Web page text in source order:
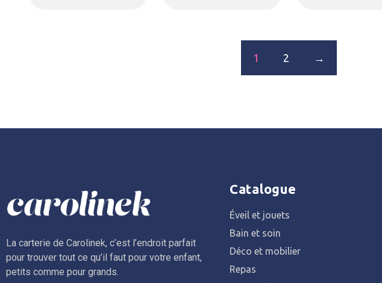
1 2 →
La carterie de Carolinek, c’est l’endroit parfait
pour trouver tout ce qu’il faut pour votre enfant,
petits comme pour grands.
Catalogue
Éveil et jouets
Bain et soin
Déco et mobilier
Repas